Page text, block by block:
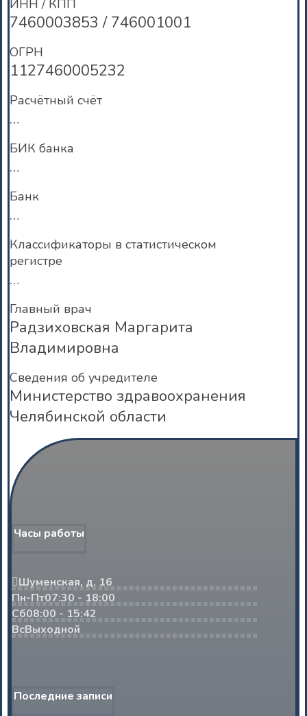
ИНН / КПП
7460003853 / 746001001
ОГРН
1127460005232
Расчётный счёт
…
БИК банка
…
Банк
…
Классификаторы в статистическом
регистре
…
Главный врач
Радзиховская Маргарита
Владимировна
Сведения об учредителе
Министерство здравоохранения
Челябинской области
Часы работы
Шуменская, д. 16
Пн-Пт07:30 - 18:00
Сб08:00 - 15:42
ВсВыходной
Последние записи